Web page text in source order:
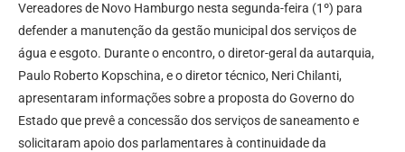
Vereadores de Novo Hamburgo nesta segunda-feira (1º) para
defender a manutenção da gestão municipal dos serviços de
água e esgoto. Durante o encontro, o diretor-geral da autarquia,
Paulo Roberto Kopschina, e o diretor técnico, Neri Chilanti,
apresentaram informações sobre a proposta do Governo do
Estado que prevê a concessão dos serviços de saneamento e
solicitaram apoio dos parlamentares à continuidade da